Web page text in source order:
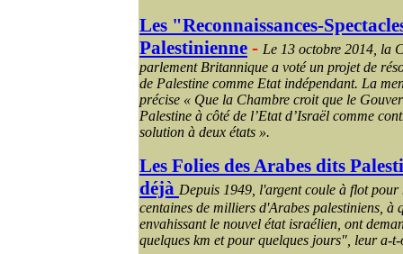
Les "Reconnaissances-
Palestinienne - Le 13 octobre 2014, la
parlement Britannique a voté un projet de
de Palestine comme Etat indépendant. La
précise « Que la Chambre croit que le
Palestine à côté de l’Etat d’Israël comme
solution à deux états ».
Les Folies des Arabes dits
déjà Depuis 1949, l'argent coule à flot
centaines de milliers d'Arabes palestiniens, à
envahissant le nouvel état israélien, ont
quelques km et pour quelques jours", leur a-